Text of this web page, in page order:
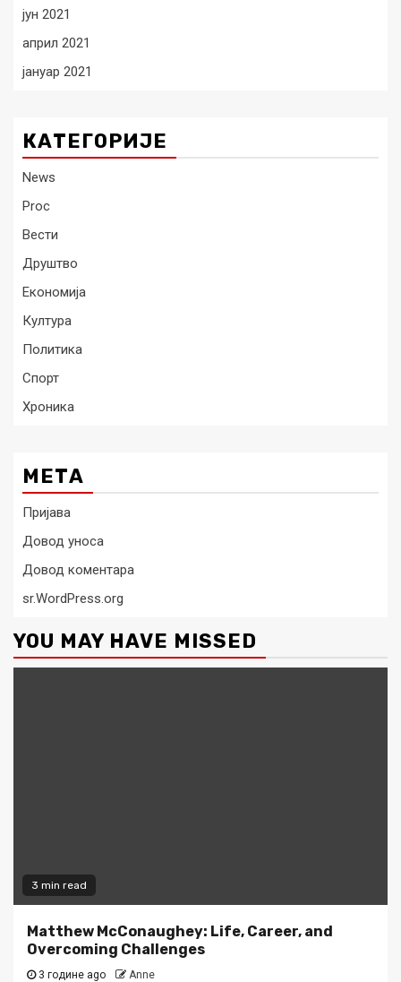
јун 2021
април 2021
јануар 2021
КАТЕГОРИЈЕ
News
Proc
Вести
Друштво
Економија
Култура
Политика
Спорт
Хроника
МЕТА
Пријава
Довод уноса
Довод коментара
sr.WordPress.org
YOU MAY HAVE MISSED
3 min read
Matthew McConaughey: Life, Career, and
Overcoming Challenges
3 године ago Anne